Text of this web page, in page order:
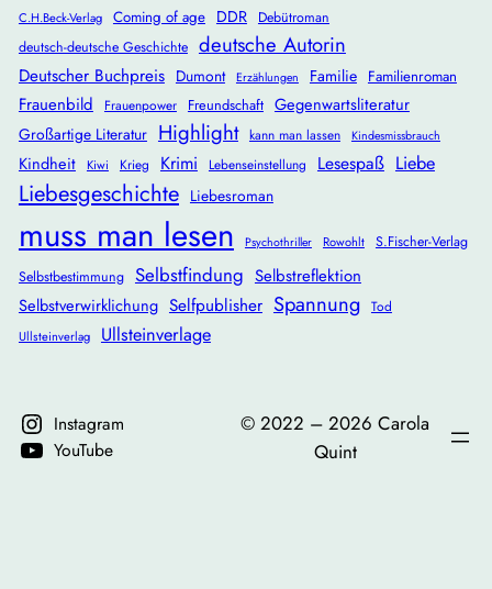
C.H.Beck-Verlag Coming of age DDR
Debütroman
deutsch-deutsche Geschichte deutsche Autorin
Deutscher Buchpreis Dumont Erzählungen Familie Familienroman
Frauenbild Frauenpower Freundschaft Gegenwartsliteratur
Großartige Literatur Highlight kann man lassen Kindesmissbrauch
Kindheit Kiwi Krieg Krimi Lebenseinstellung Lesespaß Liebe
Liebesgeschichte Liebesroman
muss man lesen Psychothriller Rowohlt
S.Fischer-Verlag
Selbstbestimmung Selbstfindung Selbstreflektion
Selbstverwirklichung Selfpublisher Spannung Tod
Ullsteinverlag Ullsteinverlage
Instagram
YouTube
©️ 2022 – 2026 Carola
Quint